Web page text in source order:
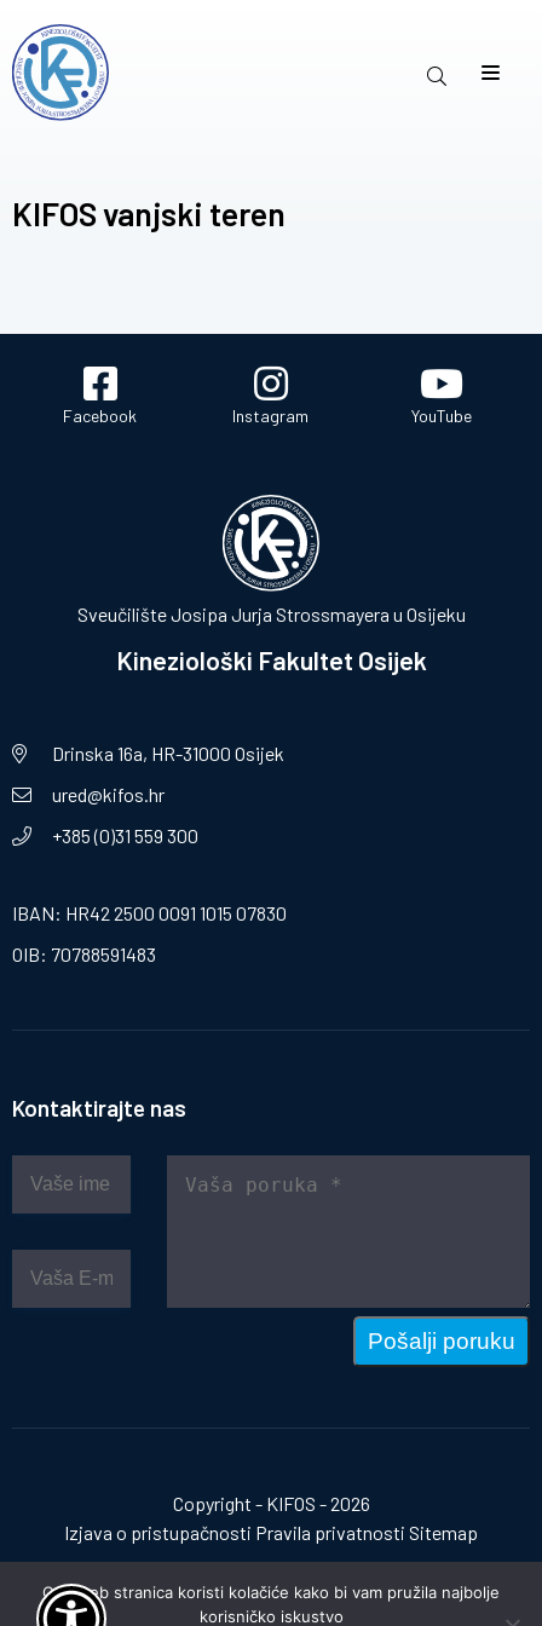
KIFOS vanjski teren
Facebook Instagram YouTube
Sveučilište Josipa Jurja Strossmayera u Osijeku
Kineziološki Fakultet Osijek
Drinska 16a, HR-31000 Osijek
ured@kifos.hr
+385 (0)31 559 300
IBAN: HR42 2500 0091 1015 07830
OIB: 70788591483
Kontaktirajte nas
Pošalji poruku
Copyright - KIFOS - 2026
Izjava o pristupačnosti Pravila privatnosti Sitemap
Izrada web stranica:invictum.hr
Ova web stranica koristi kolačiće kako bi vam pružila najbolje
korisničko iskustvo